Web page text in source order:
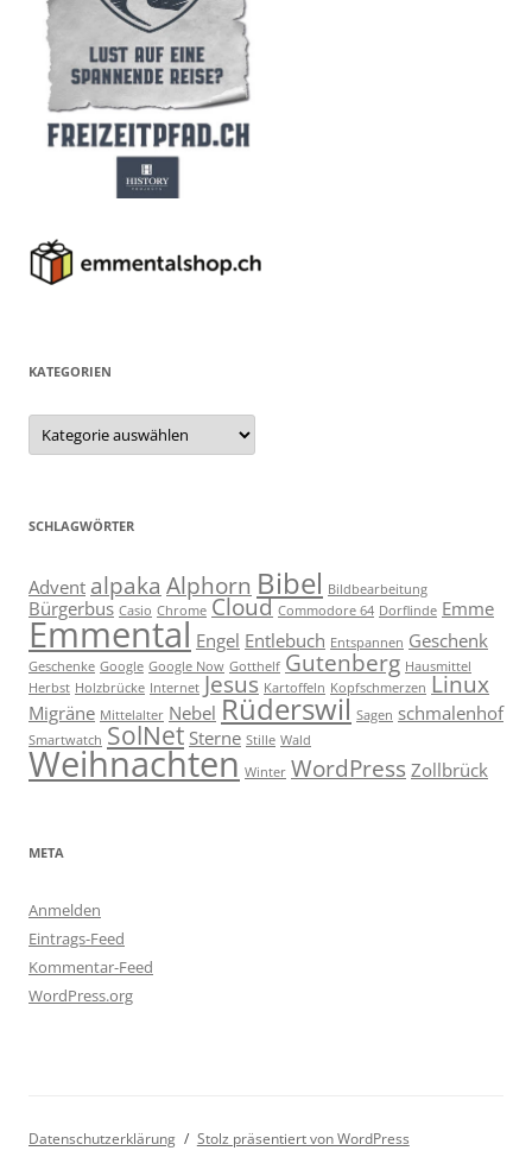
KATEGORIEN
Kategorien
SCHLAGWÖRTER
Advent alpaka Alphorn Bibel Bildbearbeitung
Bürgerbus Casio Chrome Cloud Commodore 64 Dorflinde Emme
Emmental Engel Entlebuch Entspannen Geschenk
Geschenke Google Google Now Gotthelf Gutenberg Hausmittel
Herbst Holzbrücke Internet Jesus Kartoffeln Kopfschmerzen Linux
Migräne Mittelalter Nebel Rüderswil Sagen schmalenhof
Smartwatch SolNet Sterne Stille Wald
Weihnachten Winter WordPress Zollbrück
META
Anmelden
Eintrags-Feed
Kommentar-Feed
WordPress.org
Datenschutzerklärung Stolz präsentiert von WordPress